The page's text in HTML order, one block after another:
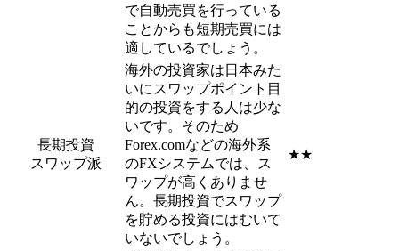
で自動売買を行っている
ことからも短期売買には
適しているでしょう。
長期投資
スワップ派
海外の投資家は日本みた
いにスワップポイント目
的の投資をする人は少な
いです。そのため
Forex.comなどの海外系
のFXシステムでは、ス
ワップが高くありませ
ん。長期投資でスワップ
を貯める投資にはむいて
いないでしょう。
★★